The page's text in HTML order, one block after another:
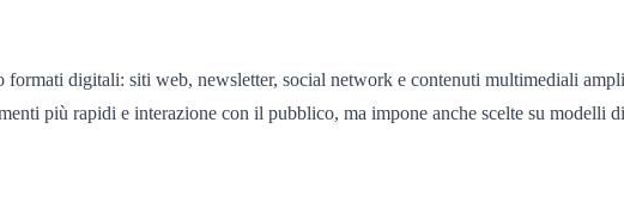
digitali: siti web, newsletter, social network e contenuti multimediali
più rapidi e interazione con il pubblico, ma impone anche scelte su modelli